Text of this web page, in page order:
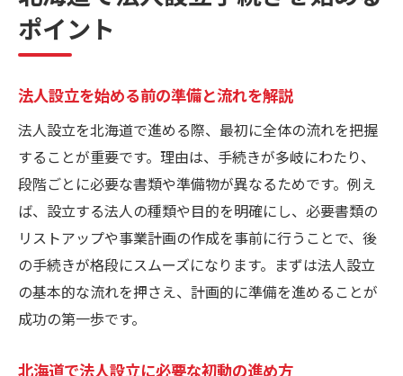
法人設立に必要な北海道の届出一覧
法人設立届出書の北海道向け提出先まとめ
法人設立で必要な書類や届出一覧を紹介
北海道での法人設立届出書のポイント解説
法人設立届出書の提出漏れを防ぐ方法
税務署や自治体への法人設立届出を整理
スムーズな法人設立を叶える書類準備術
法人設立に必要な書類の効率的な準備法
北海道で法人設立する際の書類作成術
法人設立書類のチェックポイントを紹介
ポイント
法人設立を始める前の準備と流れを解説
法人設立を北海道で進める際、最初に全体の流れを把握
することが重要です。理由は、手続きが多岐にわたり、
段階ごとに必要な書類や準備物が異なるためです。例え
ば、設立する法人の種類や目的を明確にし、必要書類の
リストアップや事業計画の作成を事前に行うことで、後
の手続きが格段にスムーズになります。まずは法人設立
の基本的な流れを押さえ、計画的に準備を進めることが
成功の第一歩です。
北海道で法人設立に必要な初動の進め方